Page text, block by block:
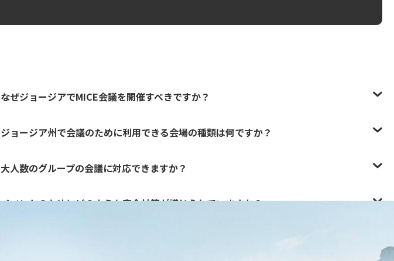
なぜジョージアでMICE会議を開催すべきですか？
ジョージア州で会議のために利用できる会場の種類は何ですか？
大人数のグループの会議に対応できますか？
イベントのためにどのような安全対策が講じられていますか？
どのようにして会議を私たちの会社のニーズに合わせてカスタマイズしますか？